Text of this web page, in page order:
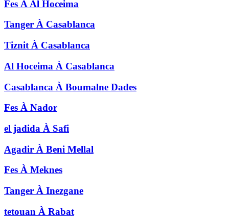
Fes À Al Hoceima
Tanger À Casablanca
Tiznit À Casablanca
Al Hoceima À Casablanca
Casablanca À Boumalne Dades
Fes À Nador
el jadida À Safi
Agadir À Beni Mellal
Fes À Meknes
Tanger À Inezgane
tetouan À Rabat